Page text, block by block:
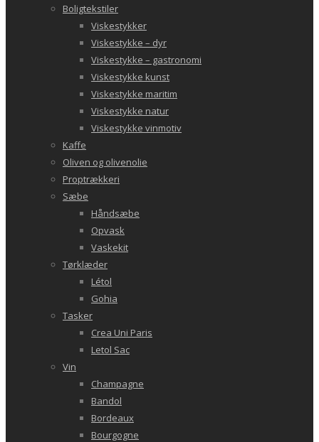
Boligtekstiler
Viskestykker
Viskestykke – dyr
Viskestykke – gastronomi
Viskestykke kunst
Viskestykke maritim
Viskestykke natur
Viskestykke vinmotiv
Kaffe
Oliven og olivenolie
Proptrækkeri
Sæbe
Håndsæbe
Opvask
Vaskekit
Tørklæder
Létol
Gohia
Tasker
Crea Uni Paris
Letol Sac
Vin
Champagne
Bandol
Bordeaux
Bourgogne